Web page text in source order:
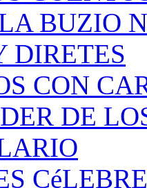
BUZIO
DIRETES
CON
DE